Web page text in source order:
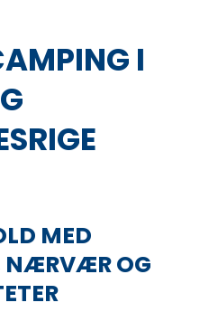
I
MED
NÆRVÆR OG